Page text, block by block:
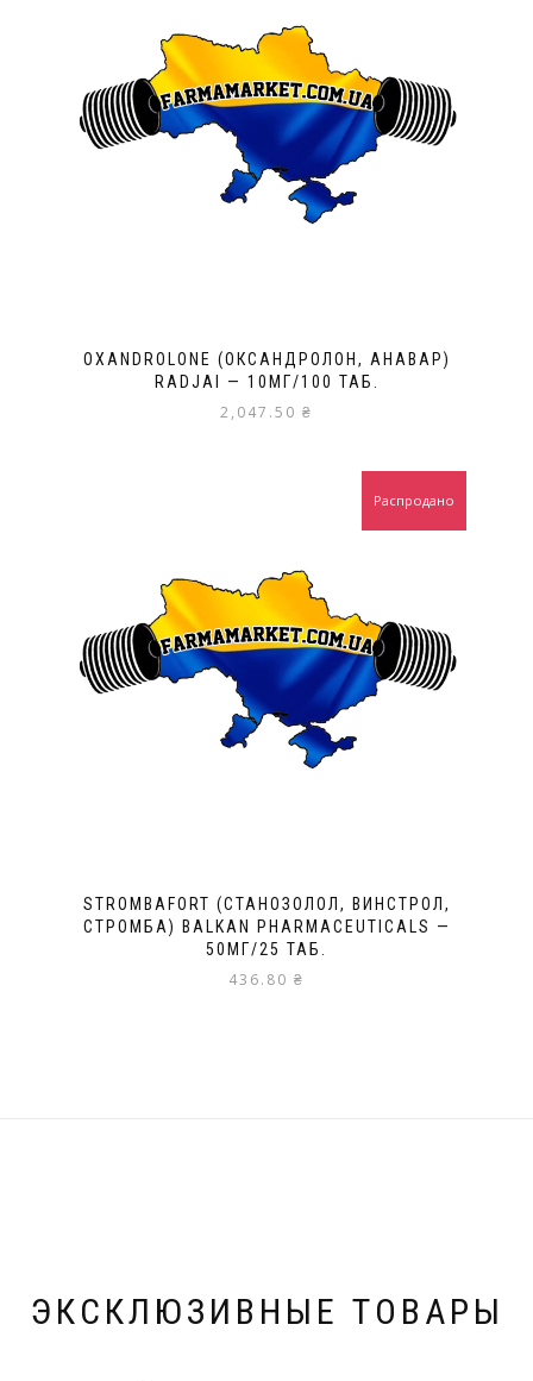
OXANDROLONE (ОКСАНДРОЛОН, АНАВАР)
RADJAI — 10МГ/100 ТАБ.
2,047.50 ₴
STROMBAFORT (СТАНОЗОЛОЛ, ВИНСТРОЛ,
СТРОМБА) BALKAN PHARMACEUTICALS —
50МГ/25 ТАБ.
436.80 ₴
Распродано
ЭКСКЛЮЗИВНЫЕ ТОВАРЫ